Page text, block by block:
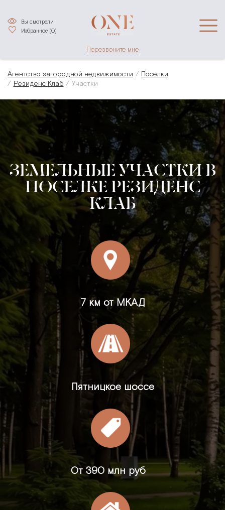
Избранное (0)
Вы смотрели
Перезвоните мне
Агентство загородной недвижимости
Поселки
Резиденс Клаб
Участки
ЗЕМЕЛЬНЫЕ УЧАСТКИ В
ПОСЕЛКЕ РЕЗИДЕНС
КЛАБ
7 км от МКАД
Пятницкое шоссе
От 390 млн руб